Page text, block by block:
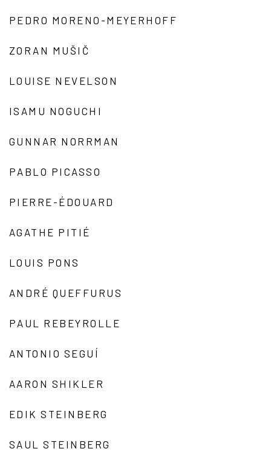
PEDRO MORENO-MEYERHOFF
ZORAN MUŠIČ
LOUISE NEVELSON
ISAMU NOGUCHI
GUNNAR NORRMAN
PABLO PICASSO
PIERRE-ÉDOUARD
AGATHE PITIÉ
LOUIS PONS
ANDRÉ QUEFFURUS
PAUL REBEYROLLE
ANTONIO SEGUÍ
AARON SHIKLER
EDIK STEINBERG
SAUL STEINBERG